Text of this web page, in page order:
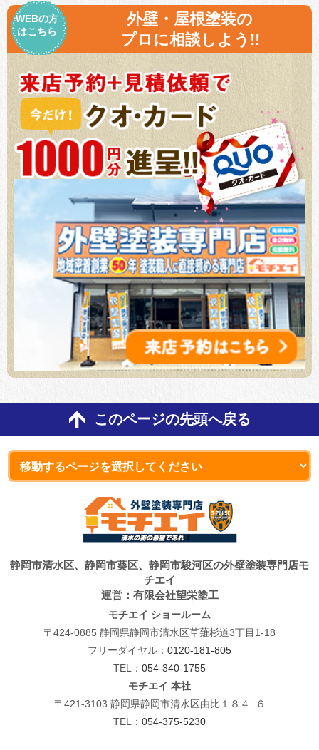
WEBの方
はこちら
外壁・屋根塗装の
プロに相談しよう!!
このページの先頭へ戻る
静岡市清水区、静岡市葵区、静岡市駿河区の外壁塗装専門店モ
チエイ
運営：有限会社望栄塗工
モチエイ ショールーム
〒424-0885 静岡県静岡市清水区草薙杉道3丁目1-18
フリーダイヤル： 0120-181-805
TEL： 054-340-1755
モチエイ 本社
〒421-3103 静岡県静岡市清水区由比１８４−６
TEL： 054-375-5230